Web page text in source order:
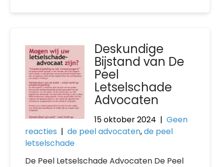
Deskundige
Bijstand van De
Peel
Letselschade
Advocaten
15 oktober 2024 |Geen
reacties | de peel advocaten,de peel
letselschade
De Peel Letselschade Advocaten De Peel